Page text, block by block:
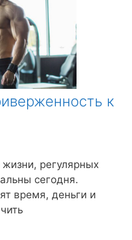
к
регулярных
сегодня.
время, деньги и